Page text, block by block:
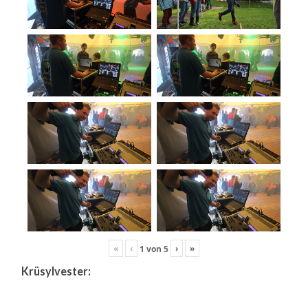
« ‹ 1 von 5 › »
Krüsylvester: